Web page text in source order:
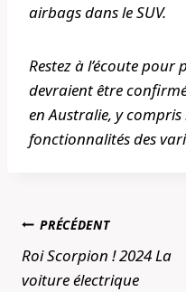
airbags dans le SUV.
Restez à l’écoute
devraient être
en Australie, y compris
fonctionnalités des
Navigation
de
l’article
PRÉCÉDENT
Roi Scorpion ! 2024 La
voiture électrique